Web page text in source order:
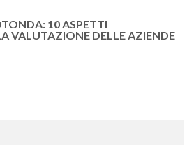
10 ASPETTI
VALUTAZIONE DELLE AZIENDE